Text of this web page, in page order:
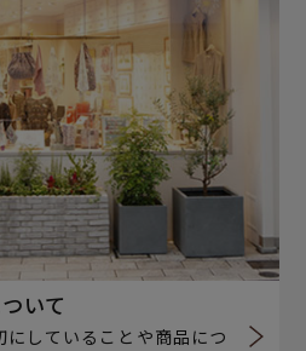
いて
していることや商品につ